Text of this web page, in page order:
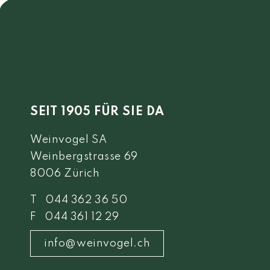
SEIT 1905 FÜR SIE DA
Weinvogel SA
Weinbergstrasse 69
8006 Zürich
T 044 362 36 50
F 044 361 12 29
info@weinvogel.ch